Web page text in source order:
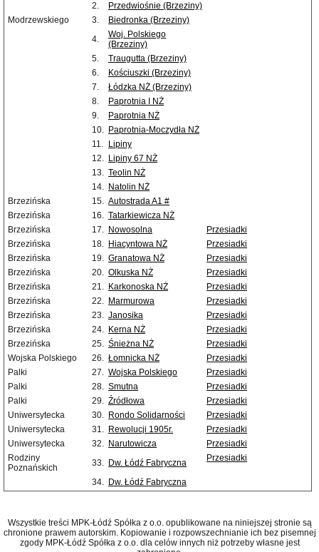
2.
Przedwiośnie (Brzeziny)
Modrzewskiego
3.
Biedronka (Brzeziny)
4.
Woj. Polskiego
(Brzeziny)
5.
Traugutta (Brzeziny)
6.
Kościuszki (Brzeziny)
7.
Łódzka NŻ (Brzeziny)
8.
Paprotnia I NŻ
9.
Paprotnia NŻ
10. Paprotnia-Moczydła NŻ
11.
Lipiny
12. Lipiny 67 NŻ
13. Teolin NŻ
14. Natolin NŻ
Brzezińska
15. Autostrada A1 #
Brzezińska
16. Tatarkiewicza NŻ
Brzezińska
17. Nowosolna
Przesiadki
Brzezińska
18. Hiacyntowa NŻ
Przesiadki
Brzezińska
19. Granatowa NŻ
Przesiadki
Brzezińska
20. Olkuska NŻ
Przesiadki
Brzezińska
21. Karkonoska NŻ
Przesiadki
Brzezińska
22. Marmurowa
Przesiadki
Brzezińska
23. Janosika
Przesiadki
Brzezińska
24. Kerna NŻ
Przesiadki
Brzezińska
25. Śnieżna NŻ
Przesiadki
Wojska Polskiego
26. Łomnicka NŻ
Przesiadki
Palki
27. Wojska Polskiego
Przesiadki
Palki
28. Smutna
Przesiadki
Palki
29. Źródłowa
Przesiadki
Uniwersytecka
30. Rondo Solidarności
Przesiadki
Uniwersytecka
31. Rewolucji 1905r.
Przesiadki
Uniwersytecka
32. Narutowicza
Przesiadki
Rodziny
Poznańskich
33. Dw. Łódź Fabryczna Przesiadki
34. Dw. Łódź Fabryczna
Wszystkie treści MPK-Łódź Spółka z o.o. opublikowane na niniejszej stronie są
chronione prawem autorskim. Kopiowanie i rozpowszechnianie ich bez pisemnej
zgody MPK-Łódź Spółka z o.o. dla celów innych niż potrzeby własne jest